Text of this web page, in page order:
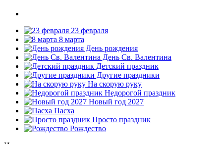
23 февраля
8 марта
День рождения
День Св. Валентина
Детский праздник
Другие праздники
На скорую руку
Недорогой праздник
Новый год 2027
Пасха
Просто праздник
Рождество